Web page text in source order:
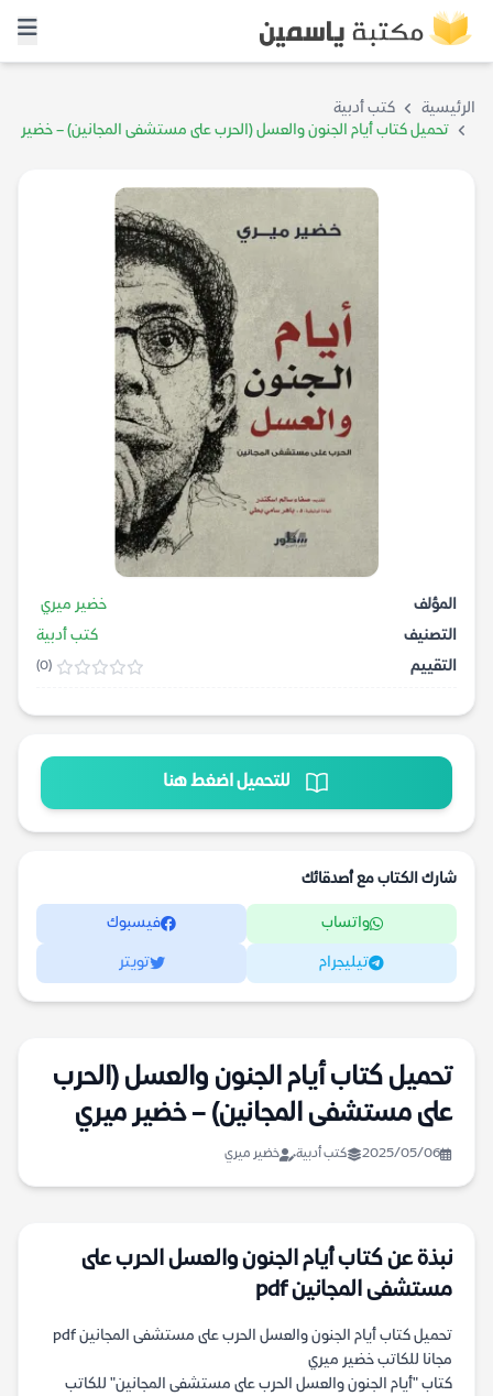
الرئيسية
كتب أدبية
تحميل كتاب أيام الجنون والعسل (الحرب على مستشفى المجانين) – خضير
المؤلف
خضير ميري
التصنيف
كتب أدبية
التقييم
(0)
للتحميل اضغط هنا
شارك الكتاب مع أصدقائك
واتساب فيسبوك
تيليجرام تويتر
تحميل كتاب أيام الجنون والعسل (الحرب
على مستشفى المجانين) – خضير ميري
2025/05/06 كتب أدبية خضير ميري
نبذة عن كتاب أيام الجنون والعسل الحرب على
مستشفى المجانين pdf
تحميل كتاب أيام الجنون والعسل الحرب على مستشفى المجانين pdf
مجانا للكاتب خضير ميري
كتاب "أيام الجنون والعسل الحرب على مستشفى المجانين" للكاتب